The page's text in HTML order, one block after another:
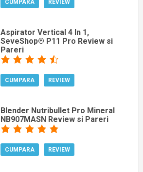
CUMPARA REVIEW
Aspirator Vertical 4 In 1,
SeveShop® P11 Pro Review si
Pareri
CUMPARA REVIEW
Blender Nutribullet Pro Mineral
NB907MASN Review si Pareri
CUMPARA REVIEW